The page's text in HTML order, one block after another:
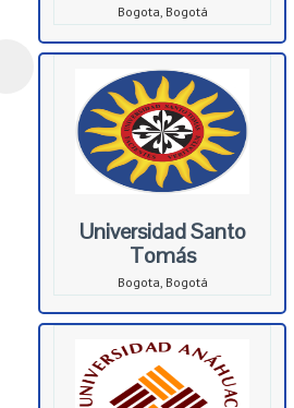
Bogota, Bogotá
Universidad Santo
Tomás
Bogota, Bogotá